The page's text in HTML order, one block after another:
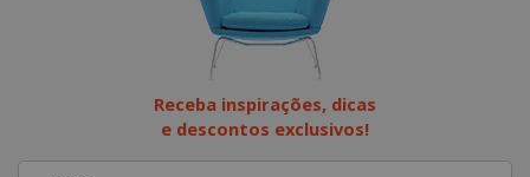
Receba inspirações, dicas
e descontos exclusivos!